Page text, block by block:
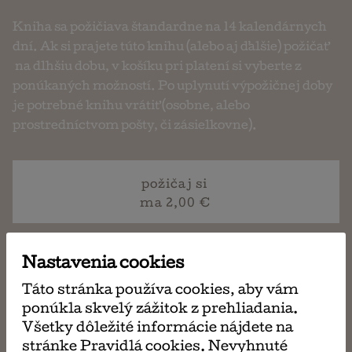
Kniha sa požičiava štandardne na 14 kalendárnych
dní. Ak si prajete túto knihu (alebo aj ďalšie) požičať
na dlhšiu dobu, v košíku pri platení si vyberte z
ponúkaných možností. Po uplynutí výpožičnej doby
je potrebné knihu vrátiť (osobne, alebo
prostredníctvom pošty, či zásielkovne).
požičaj si
ma 2,00 €
Nastavenia cookies
Táto stránka používa cookies, aby vám
ponúkla skvelý zážitok z prehliadania.
Všetky dôležité informácie nájdete na
stránke Pravidlá cookies. Nevyhnuté